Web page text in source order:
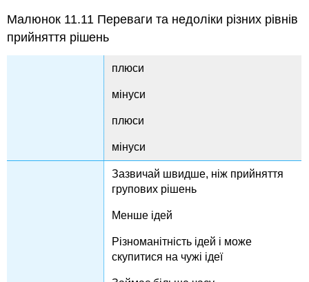
Малюнок 11.11 Переваги та недоліки різних рівнів
прийняття рішень
плюси
мінуси
плюси
мінуси
Зазвичай швидше, ніж прийняття
групових рішень
Менше ідей
Різноманітність ідей і може
скупитися на чужі ідеї